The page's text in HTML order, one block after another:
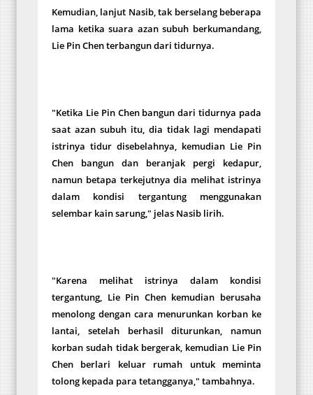
Kemudian, lanjut Nasib, tak berselang beberapa
lama ketika suara azan subuh berkumandang,
Lie Pin Chen terbangun dari tidurnya.
"Ketika Lie Pin Chen bangun dari tidurnya pada
saat azan subuh itu, dia tidak lagi mendapati
istrinya tidur disebelahnya, kemudian Lie Pin
Chen bangun dan beranjak pergi kedapur,
namun betapa terkejutnya dia melihat istrinya
dalam kondisi tergantung menggunakan
selembar kain sarung," jelas Nasib lirih.
"Karena melihat istrinya dalam kondisi
tergantung, Lie Pin Chen kemudian berusaha
menolong dengan cara menurunkan korban ke
lantai, setelah berhasil diturunkan, namun
korban sudah tidak bergerak, kemudian Lie Pin
Chen berlari keluar rumah untuk meminta
tolong kepada para tetangganya," tambahnya.